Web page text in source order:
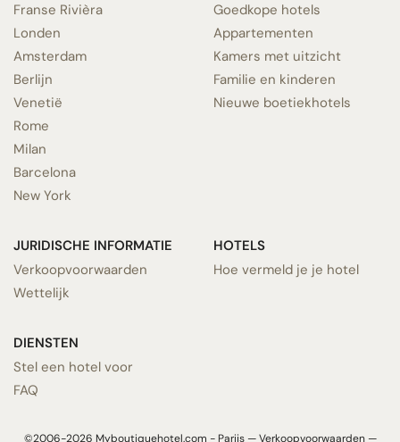
Franse Rivièra
Londen
Amsterdam
Berlijn
Venetië
Rome
Milan
Barcelona
New York
Goedkope hotels
Appartementen
Kamers met uitzicht
Familie en kinderen
Nieuwe boetiekhotels
JURIDISCHE INFORMATIE
Verkoopvoorwaarden
Wettelijk
DIENSTEN
Stel een hotel voor
FAQ
HOTELS
Hoe vermeld je je hotel
©2006-2026 Myboutiquehotel.com - Parijs —Verkoopvoorwaarden—